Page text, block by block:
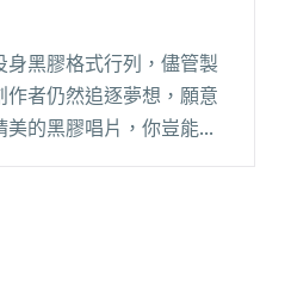
黑膠格式行列，儘管製
者仍然追逐夢想，願意
的黑膠唱片，你豈能錯